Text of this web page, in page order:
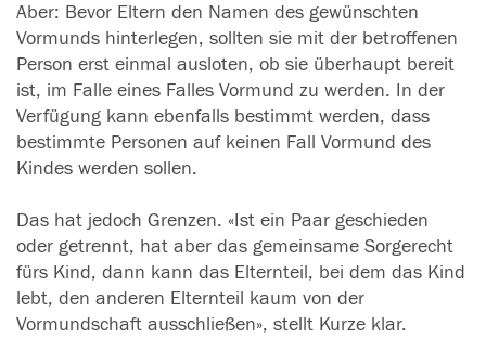
Aber: Bevor Eltern den Namen des gewünschten
Vormunds hinterlegen, sollten sie mit der betroffenen
Person erst einmal ausloten, ob sie überhaupt bereit
ist, im Falle eines Falles Vormund zu werden. In der
Verfügung kann ebenfalls bestimmt werden, dass
bestimmte Personen auf keinen Fall Vormund des
Kindes werden sollen.
Das hat jedoch Grenzen. «Ist ein Paar geschieden
oder getrennt, hat aber das gemeinsame Sorgerecht
fürs Kind, dann kann das Elternteil, bei dem das Kind
lebt, den anderen Elternteil kaum von der
Vormundschaft ausschließen», stellt Kurze klar.